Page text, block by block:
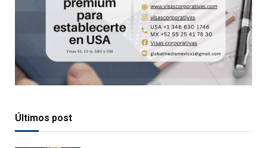
Últimos post